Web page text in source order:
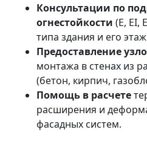
Консультации по
огнестойкости (E, EI,
типа здания и его
Предоставление
монтажа в стенах из
(бетон, кирпич,
Помощь в расчете
расширения и
фасадных систем.